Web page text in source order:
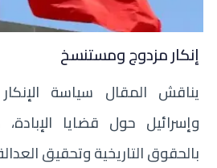
إنكار مزدوج ومستنسخ
يناقش المقال سياسة الإنكار
وإسرائيل حول قضايا
بالحقوق التاريخية وتحقيق